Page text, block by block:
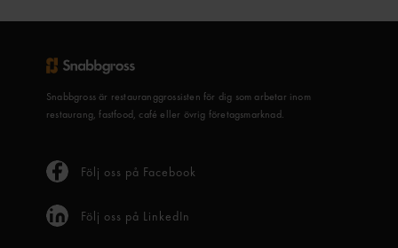
Snabbgross är restauranggrossisten för dig som arbetar inom
restaurang, fastfood, café eller övrig företagsmarknad.
Följ oss på Facebook
Följ oss på LinkedIn